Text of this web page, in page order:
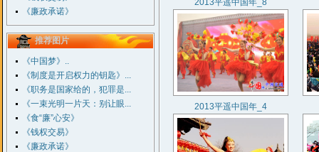
《廉政承诺》
推荐图片
《中国梦》..
《制度是开启权力的钥匙》...
《职务是国家给的，犯罪是...
《一束光明一片天：别让眼...
《食“廉”心安》
《钱权交易》
《廉政承诺》
2013平遥中国年_8
2013平遥中国年_4